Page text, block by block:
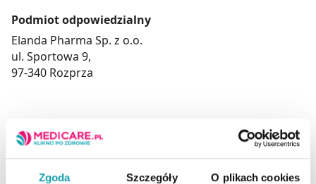
Zgoda Szczegóły O plikach cookies
Podmiot odpowiedzialny
Elanda Pharma Sp. z o.o.
ul. Sportowa 9,
97-340 Rozprza
To jest lek. Dla bezpieczeństwa stosuj go zgodnie z
maksymalnej dawki leku. W przypadku wątpliwości